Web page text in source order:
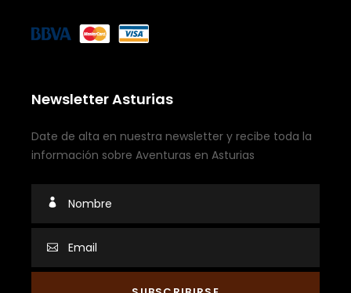
Newsletter Asturias
Date de alta en nuestra newsletter y recibe toda la
información sobre Aventuras en Asturias